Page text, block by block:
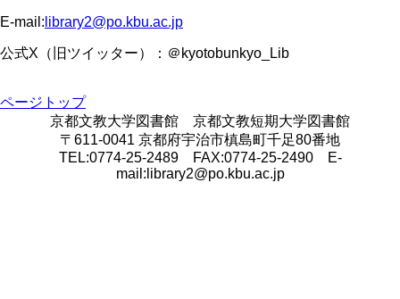
E-mail: library2@po.kbu.ac.jp
公式X（旧ツイッター）：＠kyotobunkyo_Lib
ページトップ
京都文教大学図書館 京都文教短期大学図書館
〒611-0041 京都府宇治市槙島町千足80番地
TEL:0774-25-2489 FAX:0774-25-2490 E-
mail:library2@po.kbu.ac.jp